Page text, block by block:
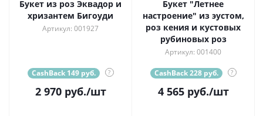
Букет из роз Эквадор и
хризантем Бигоуди
Артикул: 001927
CashBack 149 руб. ?
2 970руб./шт
Букет "Летнее
настроение" из эустом,
роз кения и кустовых
рубиновых роз
Артикул: 001400
CashBack 228 руб. ?
4 565руб./шт